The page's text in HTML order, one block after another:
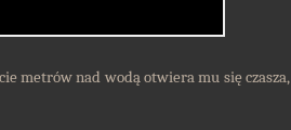
metrów nad wodą otwiera mu się czasza,